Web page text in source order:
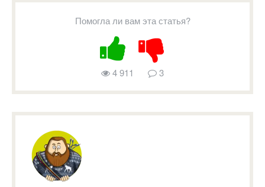
Помогла ли вам эта статья?
4 911 3